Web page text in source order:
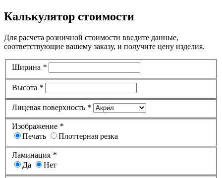
Калькулятор стоимости
Для расчета розничной стоимости введите данные,
соответствующие вашему заказу, и получите цену изделия.
Ширина *
Высота *
Лицевая поверхность *
Изображение *
Печать
Плоттерная резка
Ламинация *
Да
Нет